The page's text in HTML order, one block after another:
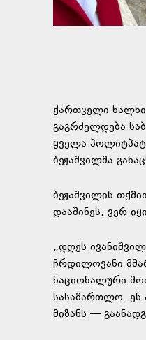
ქართველი
გაგრძელდება
ყველა
ბეჟაშვილმა
ბეჟაშვილის
დააშინეს, ვერ
„დღეს
ჩრდილოვანი
ნაციონალური
სასამართლო. ეს
მიზანს —